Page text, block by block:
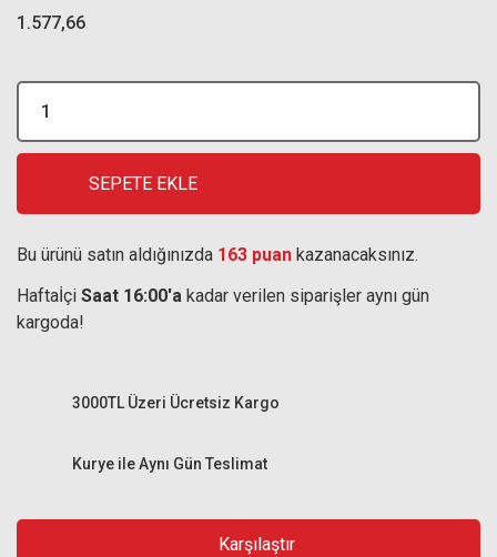
1.577,66
SEPETE EKLE
Bu ürünü satın aldığınızda 163 puan kazanacaksınız.
Haftaİçi Saat 16:00'a kadar verilen siparişler aynı gün
kargoda!
Kurye ile Aynı Gün Teslimat
3000TL Üzeri Ücretsiz Kargo
Karşılaştır